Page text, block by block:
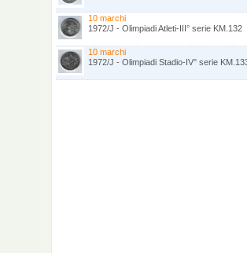
10 marchi
1972/J - Olimpiadi Atleti-III° serie KM.132
10 marchi
1972/J - Olimpiadi Stadio-IV° serie